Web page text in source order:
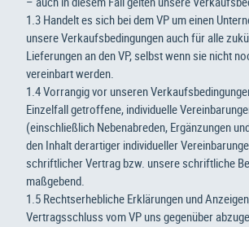
1.3 Handelt es sich bei dem VP um einen
unsere Verkaufsbedingungen auch für alle
Lieferungen an den VP, selbst wenn sie nicht
vereinbart werden.
1.4 Vorrangig vor unseren
Einzelfall getroffene, individuelle
(einschließlich Nebenabreden, Ergänzungen
den Inhalt derartiger individueller
schriftlicher Vertrag bzw. unsere schriftliche
maßgebend.
1.5 Rechtserhebliche Erklärungen und
Vertragsschluss vom VP uns gegenüber